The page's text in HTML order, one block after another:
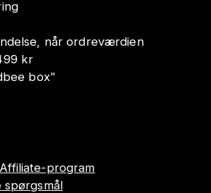
når ordreværdien
kr
box"
program
spørgsmål